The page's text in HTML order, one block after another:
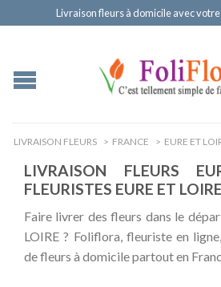
Livraison fleurs à domicile avec
LIVRAISON FLEURS > FRANCE > EURE ET
LIVRAISON FLEURS
FLEURISTES EURE ET LOIRE
Faire livrer des fleurs dans le
LOIRE ? Foliflora, fleuriste en
de fleurs à domicile partout en